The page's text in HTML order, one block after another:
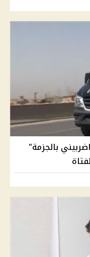
بالجزمة"